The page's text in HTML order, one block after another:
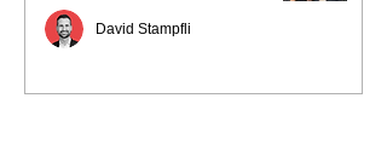
David Stampfli